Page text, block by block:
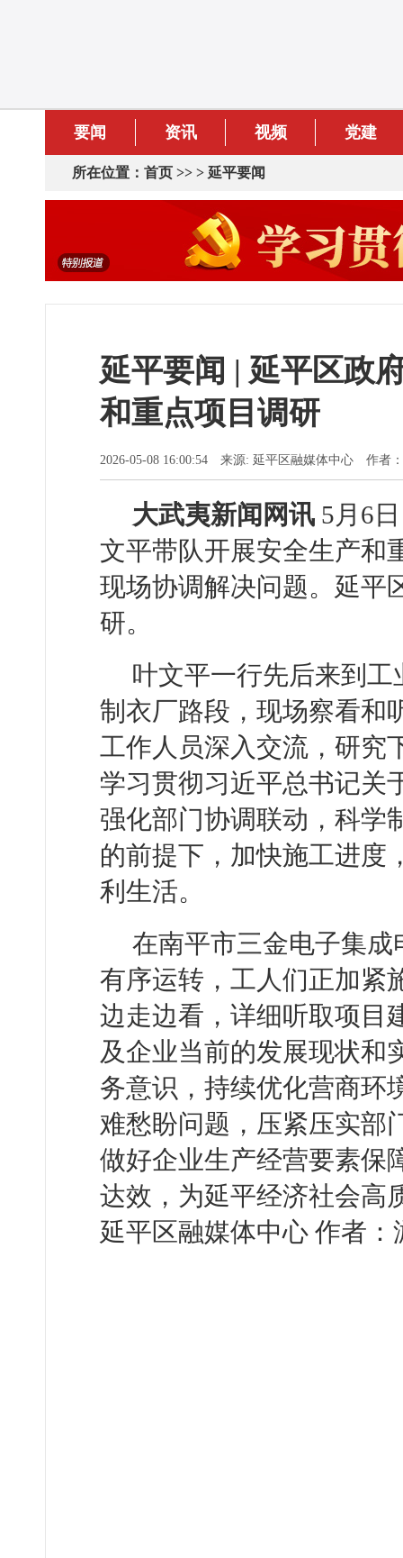
要闻 资讯 视频 党建
所在位置： 首页 >> > 延平要闻
延平要闻 | 延平区政
和重点项目调研
2026-05-08 16:00:54 来源: 延平区融媒体中心 作者
大武夷新闻网讯 5月6
文平带队开展安全生产和
现场协调解决问题。延平
研。
叶文平一行先后来到
制衣厂路段，现场察看和
工作人员深入交流，研究
学习贯彻习近平总书记关
强化部门协调联动，科学
的前提下，加快施工进度
利生活。
在南平市三金电子集
有序运转，工人们正加紧
边走边看，详细听取项目
及企业当前的发展现状和
务意识，持续优化营商环
难愁盼问题，压紧压实部
做好企业生产经营要素保
达效，为延平经济社会高
延平区融媒体中心 作者：